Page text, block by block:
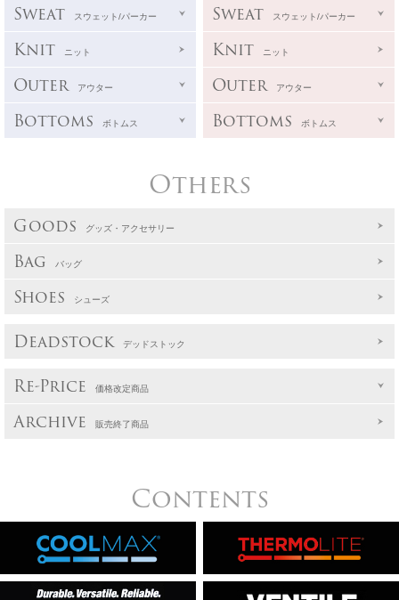
Sweat スウェット/パーカー
Knit ニット
Outer アウター
Bottoms ボトムス
Sweat スウェット/パーカー
Knit ニット
Outer アウター
Bottoms ボトムス
Others
Goods グッズ・アクセサリー
Bag バッグ
Shoes シューズ
Deadstock デッドストック
Re-Price 価格改定商品
Archive 販売終了商品
Contents